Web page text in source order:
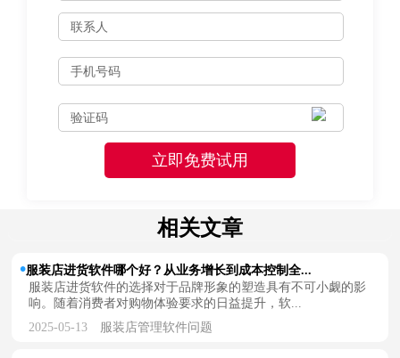
相关文章
服装店进货软件哪个好？从业务增长到成本控制全...
服装店进货软件的选择对于品牌形象的塑造具有不可小觑的影
响。随着消费者对购物体验要求的日益提升，软...
2025-05-13 服装店管理软件问题